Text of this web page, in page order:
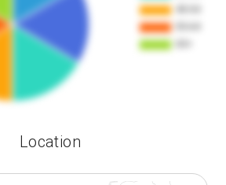
Location